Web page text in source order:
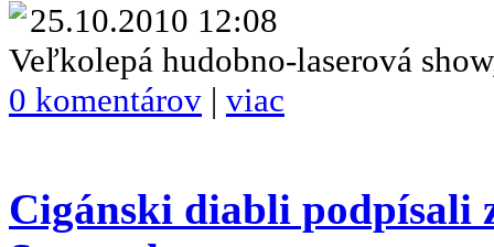
25.10.2010 12:08
Veľkolepá hudobno-laserová
0 komentárov | viac
Cigánski diabli podpísali